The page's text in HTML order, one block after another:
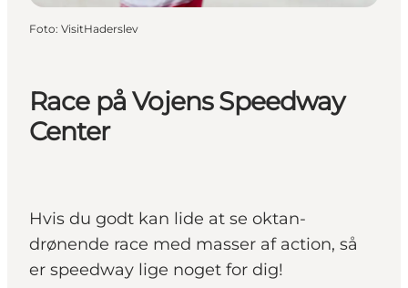
Race på Vojens Speedway
Center
Hvis du godt kan lide at se oktan-
drønende race med masser af action, så
er speedway lige noget for dig!
Foto: VisitHaderslev